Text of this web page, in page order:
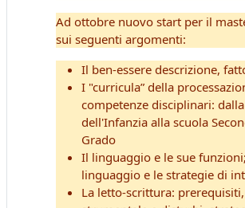
Ad ottobre nuovo start per il
sui seguenti argomenti:
Il ben-essere descrizione,
I "curricula” della
competenze disciplinari:
dell'Infanzia alla scuola
Grado
Il linguaggio e le sue
linguaggio e le strategie di
La letto-scrittura: